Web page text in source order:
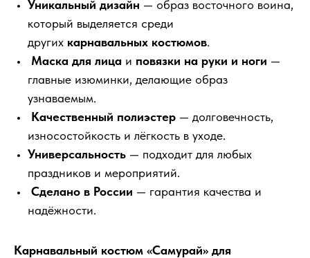
Уникальный дизайн — образ восточного воина,
который выделяется среди
других карнавальных костюмов.
Маска для лица и повязки на руки и ноги —
главные изюминки, делающие образ
узнаваемым.
Качественный полиэстер — долговечность,
износостойкость и лёгкость в уходе.
Универсальность — подходит для любых
праздников и мероприятий.
Сделано в России — гарантия качества и
надёжности.
Карнавальный костюм «Самурай» для